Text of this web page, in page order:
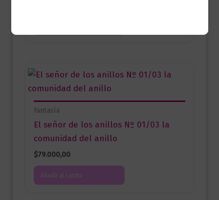
Fantasía
El señor de los anillos Nº 01/03 la
comunidad del anillo
$79.000,00
Añadir al carrito